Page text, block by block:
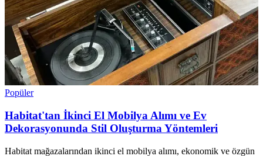
Popüler
Habitat'tan İkinci El Mobilya Alımı ve Ev
Dekorasyonunda Stil Oluşturma Yöntemleri
Habitat mağazalarından ikinci el mobilya alımı, ekonomik ve özgün